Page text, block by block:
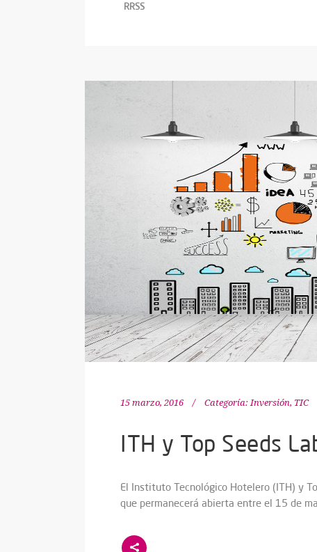
RRSS
15 marzo, 2016 Categoría: Inversión, TIC
ITH y Top Seeds
El Instituto Tecnológico Hotelero (ITH) y
que permanecerá abierta entre el 15 de